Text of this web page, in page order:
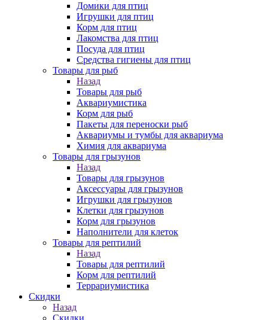
Домики для птиц
Игрушки для птиц
Корм для птиц
Лакомства для птиц
Посуда для птиц
Средства гигиены для птиц
Товары для рыб
Назад
Товары для рыб
Аквариумистика
Корм для рыб
Пакеты для переноски рыб
Аквариумы и тумбы для аквариума
Химия для аквариума
Товары для грызунов
Назад
Товары для грызунов
Аксессуары для грызунов
Игрушки для грызунов
Клетки для грызунов
Корм для грызунов
Наполнители для клеток
Товары для рептилий
Назад
Товары для рептилий
Корм для рептилий
Террариумистика
Скидки
Назад
Скидки